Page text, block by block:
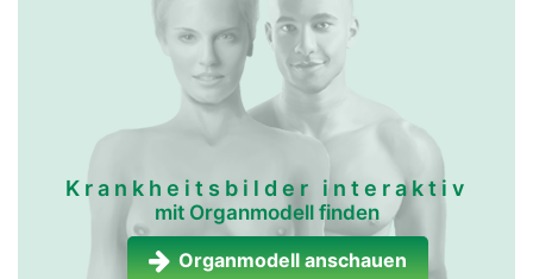
lymphgefässe
mann
Krankheitsbilder interaktiv
mit Organmodell finden
Organmodell anschauen